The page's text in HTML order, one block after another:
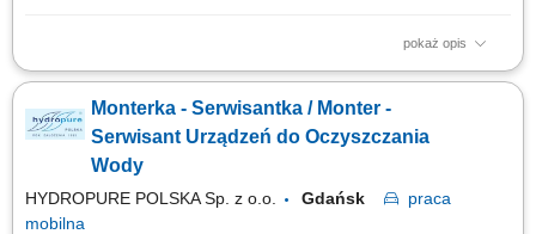
pokaż opis
Opis stanowiska: montaż i konfiguracja serwerów zgodnie z
podzespołów komputerowych i przygotowywanie urządzeń do dalszej
dystrybucji, realizacja zadań produkcyjnych zgodnie z harmonogramem i
wymaganiami jakościowymi,...
Monterka - Serwisantka / Monter -
Serwisant Urządzeń do Oczyszczania
Wody
HYDROPURE POLSKA Sp. z o.o. Gdańsk
praca
mobilna